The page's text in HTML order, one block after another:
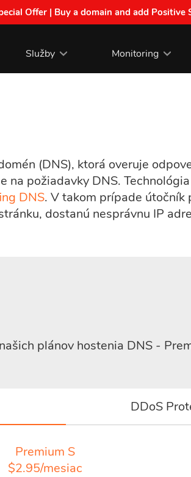
Offer | Buy a domain and add Positive
Služby Monitoring
(DNS), ktorá overuje
požiadavky DNS.
DNS. V takom prípade útočník
dostanú nesprávnu IP
plánov hostenia DNS -
DDoS
Premium S
$2.95/mesiac